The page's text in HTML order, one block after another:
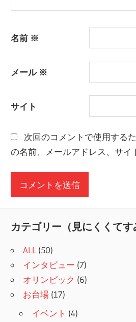
名前 ※
メール ※
サイト
次回のコメントで使用する
の名前、メールアドレス、サイ
カテゴリー（見にくくてす
ALL (50)
インタビュー (7)
オリンピック (6)
お台場 (17)
イベント (4)